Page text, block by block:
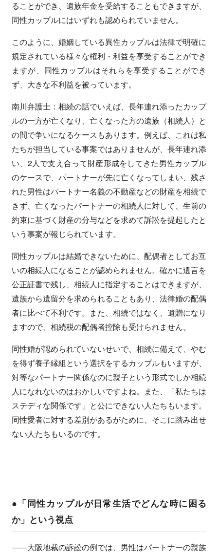
ることができ、遺族年金を受給することもできますが、
同性カップルにはいずれも認められていません。
このように、婚姻している異性カップルは法律で明確に
規定されている様々な権利・利益を享受することができ
ますが、同性カップルはそれらを享受することができ
ず、大きな不利益を被っています。
南川弁護士：相続の話でいえば、長年連れ添ったカップ
ルの一方が亡くなり、亡くなった方の遺族（相続人）と
の間で争いになるケースもあります。例えば、これは私
たちが担当している事案ではありませんが、長年連れ添
い、2人で支え合って財産形成をしてきた男性カップル
のケースで、パートナーが先に亡くなってしまい、残さ
れた男性はパートナー名義の不動産などの財産を相続で
きず、亡くなったパートナーの相続人に対して、生前の
約束に基づく財産の分与などを求めて訴訟を提起したと
いう事案が報じられています。
同性カップルは結婚できないために、配偶者としてお互
いの相続人になることが認められません。確かに遺言を
公正証書で残し、相続人に指定することはできますが、
遺族から遺留分を求められることもあり、法律婚の配偶
者に比べて不利です。また、相続ではなく、遺贈になり
ますので、相続税の配偶者控除も受けられません。
同性婚が認められていないせいで、相続に備えて、やむ
を得ず養子縁組という選択をするカップルもいますが、
対等なパートナー関係なのに親子という形式でしか相続
人になれないのはおかしいですよね。また、「私たちは
ステディな関係です」と公にできない人たちもいます。
同性愛者に対する差別があるがために、そこに踏み出せ
ない人たちもいるのです。
●「同性カップルが日常生活でどんな時に困る
か」という視点
——大阪地裁の訴訟の例では、男性はパートナーの親族